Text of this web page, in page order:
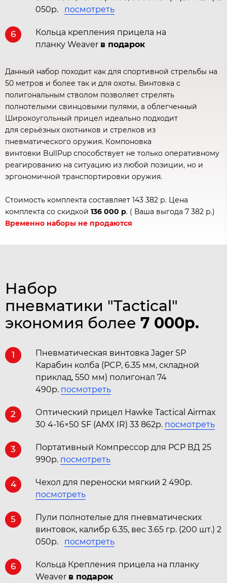
050р. посмотреть
6
Кольца крепления прицела на
планку Weaver в подарок
Данный набор походит как для спортивной стрельбы на
50 метров и более так и для охоты. Винтовка с
полигональным стволом позволяет стрелять
полнотелыми свинцовыми пулями, а облегченный
Широкоугольный прицел идеально подходит
для серьёзных охотников и стрелков из
пневматического оружия. Компоновка
винтовки BullPup способствует не только оперативному
реагированию на ситуацию из любой позиции, но и
эргономичной транспортировки оружия.
Стоимость комплекта составляет 143 382 р. Цена
комплекта со скидкой 136 000 р. ( Ваша выгода 7 382 р.)
Временно наборы не продаются
Набор
пневматики "Tactical"
экономия более 7 000р.
1
Пневматическая винтовка Jager SP
Карабин колба (PCP, 6.35 мм, складной
приклад, 550 мм) полигонал 74
490р. посмотреть
2
Оптический прицел Hawke Tactical Airmax
30 4-16×50 SF (AMX IR) 33 862р. посмотреть
3
Портативный Компрессор для PCP ВД 25
990р. посмотреть
4
Чехол для переноски мягкий 2 490р.
посмотреть
5
Пули полнотелые для пневматических
винтовок, калибр 6.35, вес 3.65 гр. (200 шт.) 2
050р. посмотреть
6
Кольца Крепления прицела на планку
Weaver в подарок